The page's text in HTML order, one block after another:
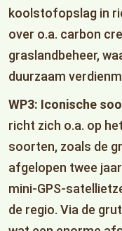
koolstofopslag in
over o.a. carbon
graslandbeheer,
duurzaam
WP3: Iconische
richt zich o.a. op
soorten, zoals de
afgelopen twee
mini-GPS-
de regio. Via de